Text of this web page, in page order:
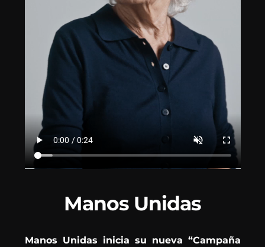
Manos Unidas
Manos Unidas inicia su nueva “Campaña